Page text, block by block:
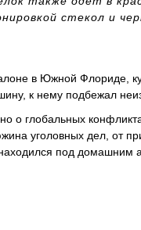
стекол и
в Южной Флориде,
к нему подбежал
о глобальных
уголовных дел, от
под